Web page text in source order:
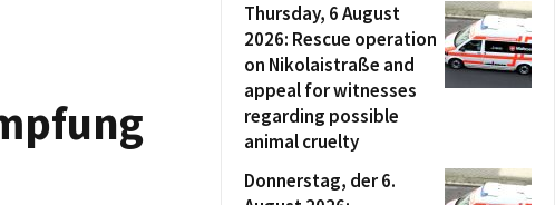
Thursday, 6 August
2026: Rescue operation
on Nikolaistraße and
appeal for witnesses
regarding possible
animal cruelty
Donnerstag, der 6.